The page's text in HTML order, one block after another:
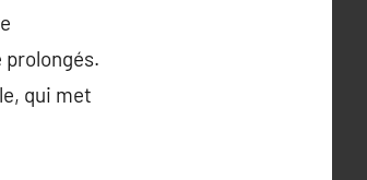
qui met